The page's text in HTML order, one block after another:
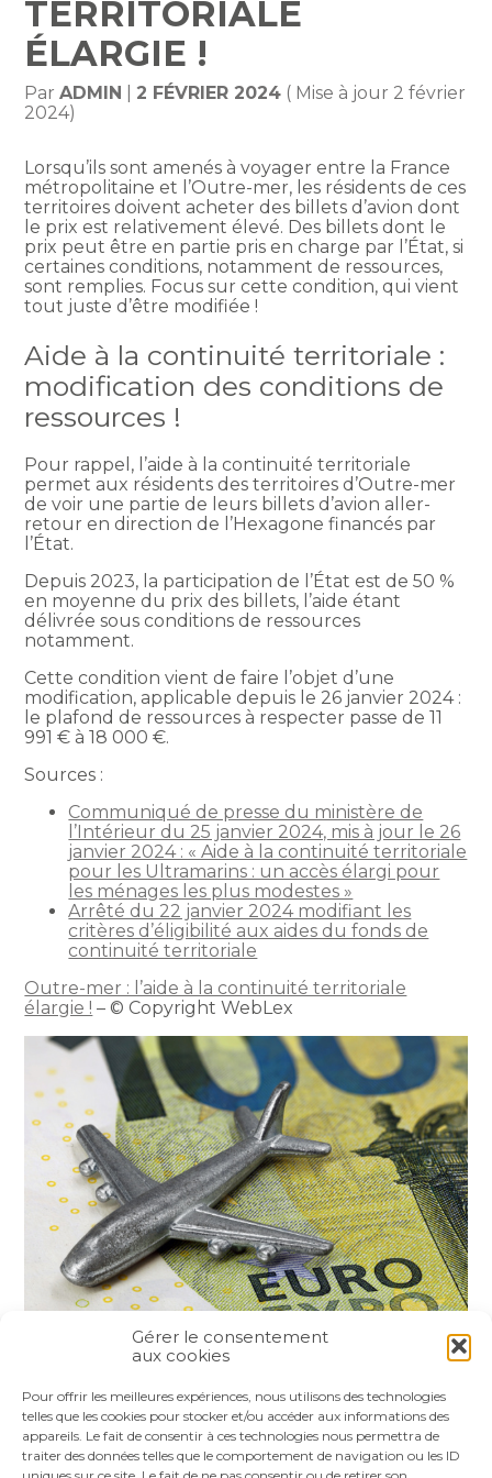
Gérer le consentement
aux cookies
Pour offrir les meilleures expériences, nous utilisons des technologies
telles que les cookies pour stocker et/ou accéder aux informations des
appareils. Le fait de consentir à ces technologies nous permettra de
traiter des données telles que le comportement de navigation ou les ID
TERRITORIALE
ÉLARGIE !
ParADMIN 2 FÉVRIER 2024 ( Mise à jour 2 février
2024)
Lorsqu’ils sont amenés à voyager entre la France
métropolitaine et l’Outre-mer, les résidents de ces
territoires doivent acheter des billets d’avion dont
le prix est relativement élevé. Des billets dont le
prix peut être en partie pris en charge par l’État, si
certaines conditions, notamment de ressources,
sont remplies. Focus sur cette condition, qui vient
tout juste d’être modifiée !
Aide à la continuité territoriale :
modification des conditions de
ressources !
Pour rappel, l’aide à la continuité territoriale
permet aux résidents des territoires d’Outre-mer
de voir une partie de leurs billets d’avion aller-
retour en direction de l’Hexagone financés par
l’État.
Depuis 2023, la participation de l’État est de 50 %
en moyenne du prix des billets, l’aide étant
délivrée sous conditions de ressources
notamment.
Cette condition vient de faire l’objet d’une
modification, applicable depuis le 26 janvier 2024 :
le plafond de ressources à respecter passe de 11
991 € à 18 000 €.
Sources :
Communiqué de presse du ministère de
l’Intérieur du 25 janvier 2024, mis à jour le 26
janvier 2024 : « Aide à la continuité territoriale
pour les Ultramarins : un accès élargi pour
les ménages les plus modestes »
Arrêté du 22 janvier 2024 modifiant les
critères d’éligibilité aux aides du fonds de
continuité territoriale
Outre-mer : l’aide à la continuité territoriale
élargie ! – © Copyright WebLex
FaceBook
TwitterLinkedIn